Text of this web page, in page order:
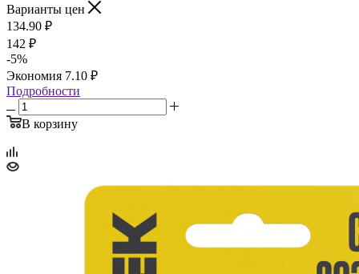
Варианты цен
134.90 ₽
142 ₽
-5%
Экономия 7.10 ₽
Подробности
В корзину